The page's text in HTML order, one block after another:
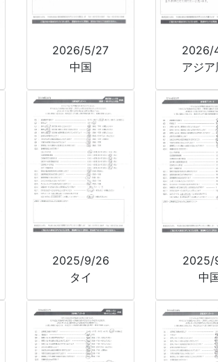
2026/5/27
中国
2026/
アジア
2025/9/26
タイ
2025/
中